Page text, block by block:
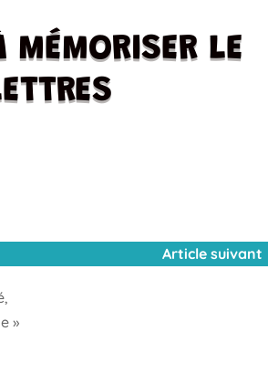
MÉMORISER LE
Article suivant
»